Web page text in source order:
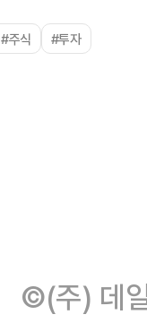
#주식 #투자
©(주) 데